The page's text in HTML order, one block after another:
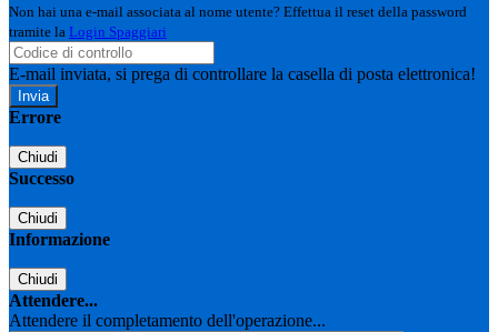
Non hai una e-mail associata al nome utente? Effettua il reset della password
tramite la Login Spaggiari
E-mail inviata, si prega di controllare la casella di posta elettronica!
Errore
Chiudi
Successo
Chiudi
Informazione
Chiudi
Attendere...
Attendere il completamento dell'operazione...